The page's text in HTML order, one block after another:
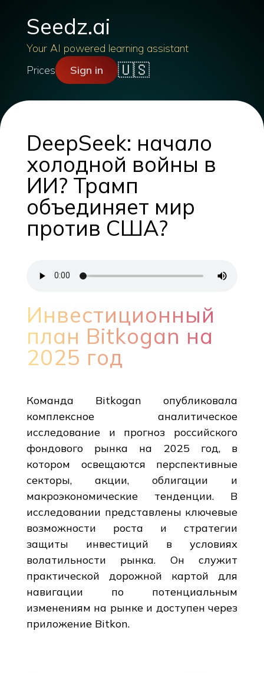
Seedz.ai
Your AI powered learning assistant
Prices
Sign in 🇺🇸
DeepSeek: начало
холодной войны в
ИИ? Трамп
объединяет мир
против США?
Инвестиционный
план Bitkogan на
2025 год
Команда Bitkogan опубликовала
комплексное аналитическое
исследование и прогноз российского
фондового рынка на 2025 год, в
котором освещаются перспективные
секторы, акции, облигации и
макроэкономические тенденции. В
исследовании представлены ключевые
возможности роста и стратегии
защиты инвестиций в условиях
волатильности рынка. Он служит
практической дорожной картой для
навигации по потенциальным
изменениям на рынке и доступен через
приложение Bitkon.